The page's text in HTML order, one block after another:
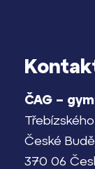
ČAG –
České
370 06